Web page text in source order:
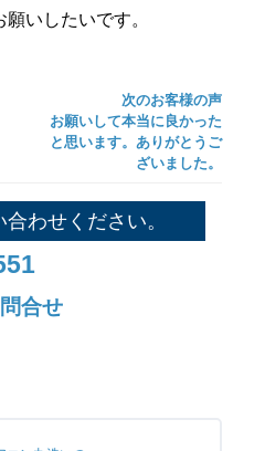
いしたいです。
次のお客様の声
お願いして本当に良かった
と思います。ありがとうご
ざいました。
わせください。
合せ